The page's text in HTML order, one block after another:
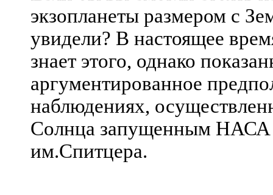
экзопланеты размером с
увидели? В настоящее
знает этого, однако
аргументированное
наблюдениях,
Солнца запущенным НАСА
им.Спитцера.